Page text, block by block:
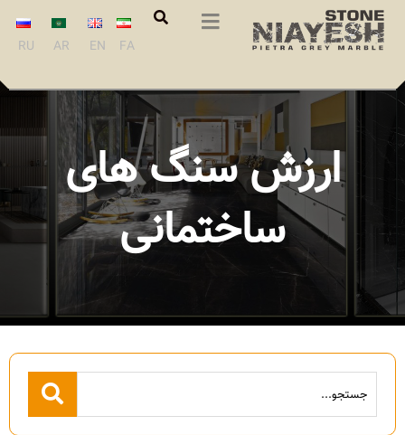
FA
EN
AR
RU
ارزش سنگ های
ساختمانی